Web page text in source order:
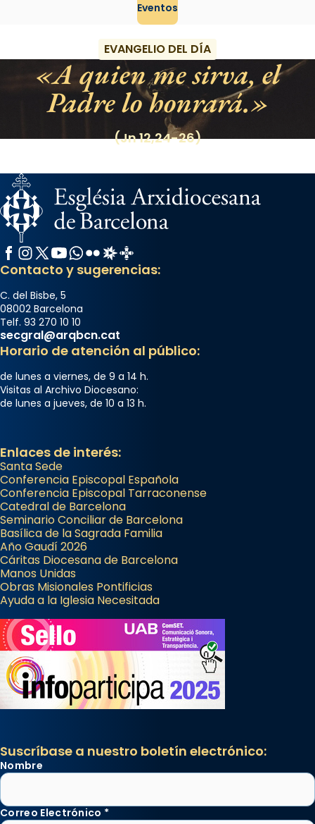
Eventos
EVANGELIO DEL DÍA
A quien me sirva, el
Padre lo honrará.
(Jn 12,24-26)
Facebook
Instagram
X / Twitter
YouTube
WhatsApp
FlickrRadio Estel
Catalunya Cristiana
Contacto y sugerencias:
C. del Bisbe, 5
08002 Barcelona
Telf. 93 270 10 10
secgral@arqbcn.cat
Horario de atención al público:
de lunes a viernes, de 9 a 14 h.
Visitas al Archivo Diocesano:
de lunes a jueves, de 10 a 13 h.
Enlaces de interés:
Santa Sede
Conferencia Episcopal Española
Conferencia Episcopal Tarraconense
Catedral de Barcelona
Seminario Conciliar de Barcelona
Basílica de la Sagrada Familia
Año Gaudí 2026
Cáritas Diocesana de Barcelona
Manos Unidas
Obras Misionales Pontificias
Ayuda a la Iglesia Necesitada
Suscríbase a nuestro boletín electrónico:
Nombre
Correo Electrónico *